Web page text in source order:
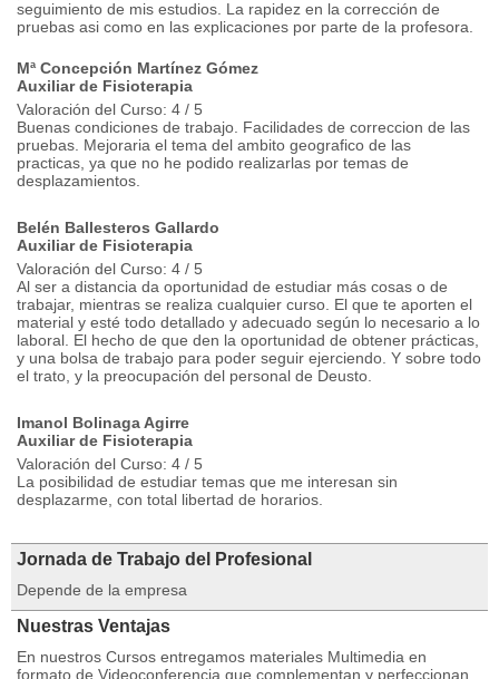
seguimiento de mis estudios. La rapidez en la corrección de
pruebas asi como en las explicaciones por parte de la profesora.
Mª Concepción Martínez Gómez
Auxiliar de Fisioterapia
Valoración del Curso: 4 / 5
Buenas condiciones de trabajo. Facilidades de correccion de las
pruebas. Mejoraria el tema del ambito geografico de las
practicas, ya que no he podido realizarlas por temas de
desplazamientos.
Belén Ballesteros Gallardo
Auxiliar de Fisioterapia
Valoración del Curso: 4 / 5
Al ser a distancia da oportunidad de estudiar más cosas o de
trabajar, mientras se realiza cualquier curso. El que te aporten el
material y esté todo detallado y adecuado según lo necesario a lo
laboral. El hecho de que den la oportunidad de obtener prácticas,
y una bolsa de trabajo para poder seguir ejerciendo. Y sobre todo
el trato, y la preocupación del personal de Deusto.
Imanol Bolinaga Agirre
Auxiliar de Fisioterapia
Valoración del Curso: 4 / 5
La posibilidad de estudiar temas que me interesan sin
desplazarme, con total libertad de horarios.
Jornada de Trabajo del Profesional
Depende de la empresa
Nuestras Ventajas
En nuestros Cursos entregamos materiales Multimedia en
formato de Videoconferencia que complementan y perfeccionan